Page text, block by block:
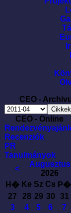
CEO -
CEO - Online
Recenziók
PR
Tanulmányok
<
Augusztus
2026
H� Ke Sz Cs P�
27
28 29 30 31
3
4 5 6 7